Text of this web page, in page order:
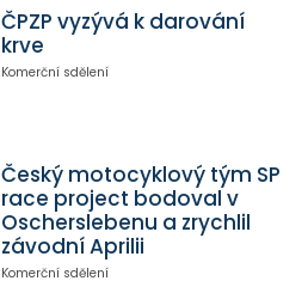
ČPZP vyzývá k darování
krve
Komerční sdělení
Český motocyklový tým SP
race project bodoval v
Oscherslebenu a zrychlil
závodní Aprilii
Komerční sdělení